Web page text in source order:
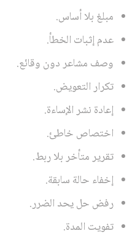
مبلغ بلا أساس.
عدم إثبات الخطأ.
وصف مشاعر دون وقائع.
تكرار التعويض.
إعادة نشر الإساءة.
اختصاص خاطئ.
تقرير متأخر بلا ربط.
إخفاء حالة سابقة.
رفض حل يحد الضرر.
تفويت المدة.